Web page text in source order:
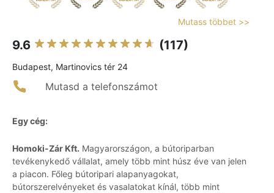
Mutass többet >>
9.6 (117)
Budapest, Martinovics tér 24
Mutasd a telefonszámot
Egy cég:
Homoki-Zár Kft. Magyarországon, a bútoriparban
tevékenykedő vállalat, amely több mint húsz éve van jelen
a piacon. Főleg bútoripari alapanyagokat,
bútorszerelvényeket és vasalatokat kínál, több mint